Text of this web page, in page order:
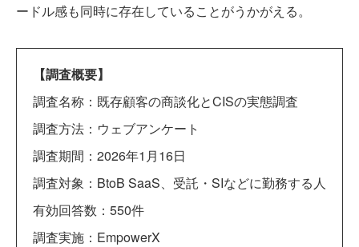
ードル感も同時に存在していることがうかがえる。
【調査概要】
調査名称：既存顧客の商談化とCISの実態調査
調査方法：ウェブアンケート
調査期間：2026年1月16日
調査対象：BtoB SaaS、受託・SIなどに勤務する人
有効回答数：550件
調査実施：EmpowerX